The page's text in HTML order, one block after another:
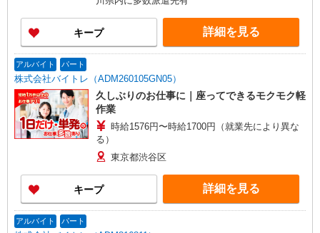
キープ 詳細を見る
アルバイト パート
株式会社バイトレ（ADM260105GN05）
久しぶりのお仕事に｜座ってできるモクモク軽
作業
時給1576円〜時給1700円（就業先により異な
る）
東京都渋谷区
キープ 詳細を見る
アルバイト パート